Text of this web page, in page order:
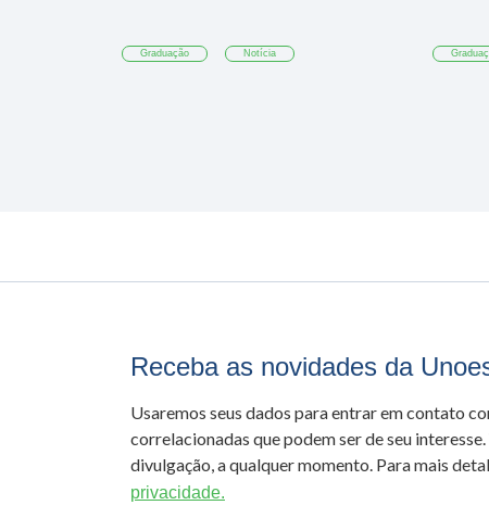
Graduação Notícia
Receba as novidades da
Usaremos seus dados para entrar em contato
correlacionadas que podem ser de seu
divulgação, a qualquer momento. Para mais
privacidade.